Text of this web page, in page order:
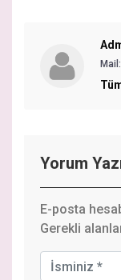
Yorum
E-posta
Gerekli